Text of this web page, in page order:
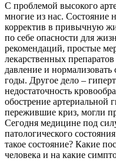
С проблемой высокого
многие из нас. Состояние
корректив в привычную
по себе опасности для
рекомендаций, простые
лекарственных
давление и нормализовать
годы. Другое дело –
недостаточность
обострение артериальной
пережившие криз, могли
Сегодня медицине под
патологического
такое состояние? Какие
человека и на какие